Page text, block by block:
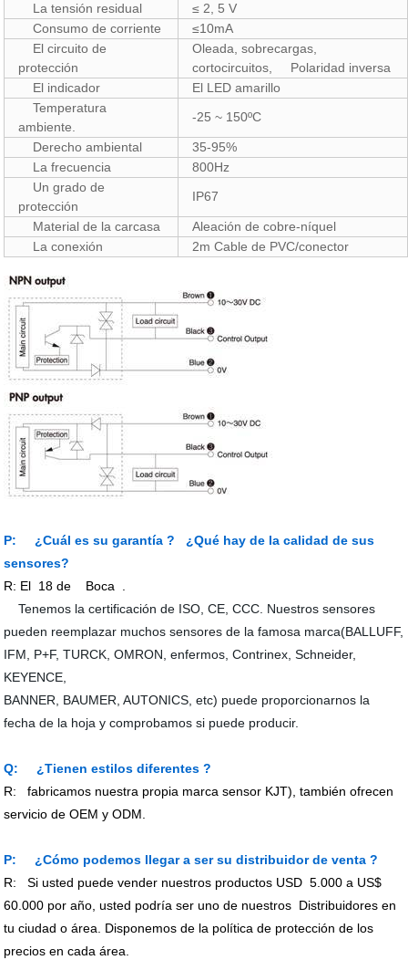
La tensión residual
≤ 2, 5 V
Consumo de corriente
≤10mA
El circuito de
protección
Oleada, sobrecargas,
cortocircuitos, Polaridad inversa
El indicador
El LED amarillo
Temperatura
ambiente.
-25 ~ 150ºC
Derecho ambiental
35-95%
La frecuencia
800Hz
Un grado de
protección
IP67
Material de la carcasa
Aleación de cobre-níquel
La conexión
2m Cable de PVC/conector
P: ¿Cuál es su garantía ?
¿Qué hay de la calidad de sus
sensores?
R: El 18 de Boca
Tenemos la certificación de ISO, CE, CCC. Nuestros sensores
pueden reemplazar muchos sensores de la famosa marca(BALLUFF,
IFM, P+F, TURCK, OMRON, enfermos, Contrinex, Schneider,
KEYENCE,
BANNER, BAUMER, AUTONICS, etc) puede proporcionarnos la
fecha de la hoja y comprobamos si puede producir.
Q: ¿Tienen estilos diferentes ?
R:fabricamos nuestra propia marca sensor KJT), también ofrecen
servicio de OEM y ODM.
P: ¿Cómo podemos llegar a ser su distribuidor de venta ?
R:Si usted puede vender nuestros productos USD 5.000 a US$
60.000 por año , usted podría ser uno de nuestros Distribuidores en
tu ciudad o área. Disponemos de la política de protección de los
precios en cada área.